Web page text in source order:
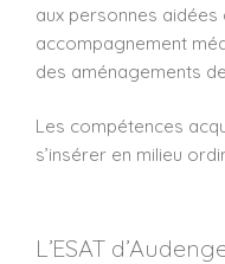
aux personnes aidées
accompagnement
des aménagements
Les compétences
s’insérer en milieu
L’ESAT